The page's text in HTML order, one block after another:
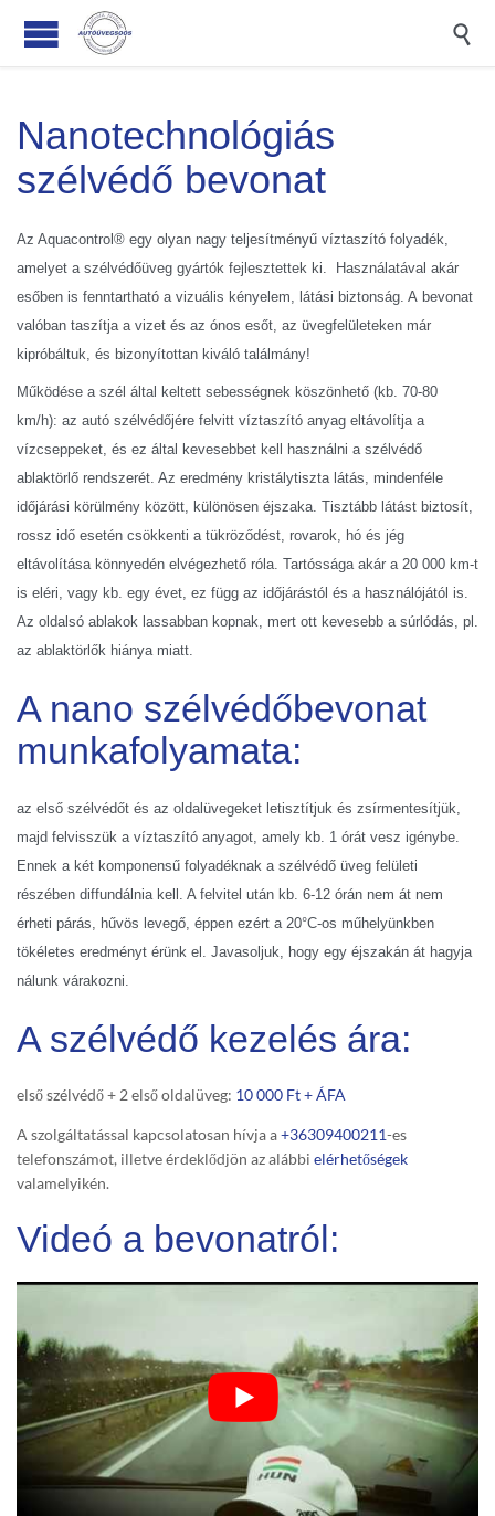

Nanotechnológiás
szélvédő bevonat
Az Aquacontrol® egy olyan nagy teljesítményű víztaszító folyadék,
amelyet a szélvédőüveg gyártók fejlesztettek ki. Használatával akár
esőben is fenntartható a vizuális kényelem, látási biztonság. A bevonat
valóban taszítja a vizet és az ónos esőt, az üvegfelületeken már
kipróbáltuk, és bizonyítottan kiváló találmány!
Működése a szél által keltett sebességnek köszönhető (kb. 70-80
km/h): az autó szélvédőjére felvitt víztaszító anyag eltávolítja a
vízcseppeket, és ez által kevesebbet kell használni a szélvédő
ablaktörlő rendszerét. Az eredmény kristálytiszta látás, mindenféle
időjárási körülmény között, különösen éjszaka. Tisztább látást biztosít,
rossz idő esetén csökkenti a tükröződést, rovarok, hó és jég
eltávolítása könnyedén elvégezhető róla. Tartóssága akár a 20 000 km-t
is eléri, vagy kb. egy évet, ez függ az időjárástól és a használójától is.
Az oldalsó ablakok lassabban kopnak, mert ott kevesebb a súrlódás, pl.
az ablaktörlők hiánya miatt.
A nano szélvédőbevonat
munkafolyamata:
az első szélvédőt és az oldalüvegeket letisztítjuk és zsírmentesítjük,
majd felvisszük a víztaszító anyagot, amely kb. 1 órát vesz igénybe.
Ennek a két komponensű folyadéknak a szélvédő üveg felületi
részében diffundálnia kell. A felvitel után kb. 6-12 órán nem át nem
érheti párás, hűvös levegő, éppen ezért a 20°C-os műhelyünkben
tökéletes eredményt érünk el. Javasoljuk, hogy egy éjszakán át hagyja
nálunk várakozni.
A szélvédő kezelés ára:
első szélvédő + 2 első oldalüveg: 10 000 Ft + ÁFA
A szolgáltatással kapcsolatosan hívja a+36309400211-es
telefonszámot, illetve érdeklődjön az alábbi elérhetőségek
valamelyikén.
Videó a bevonatról: